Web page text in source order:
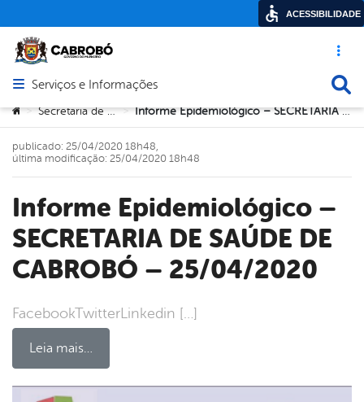
Acesso
Abrir menu principal de navegação
Serviços e Informações
Você está aqui:
> Secretaria de Saúde > Informe Epidemiológico – SECRETARIA DE SAÚDE DE CABROBÓ – 25/04/2020
Informe Epidemiológico –
SECRETARIA DE SAÚDE DE
CABROBÓ – 25/04/2020
FacebookTwitterLinkedin […]
Leia mais…
publicado: 25/04/2020 18h48,
última modificação: 25/04/2020 18h48
ACESSIBILIDADE